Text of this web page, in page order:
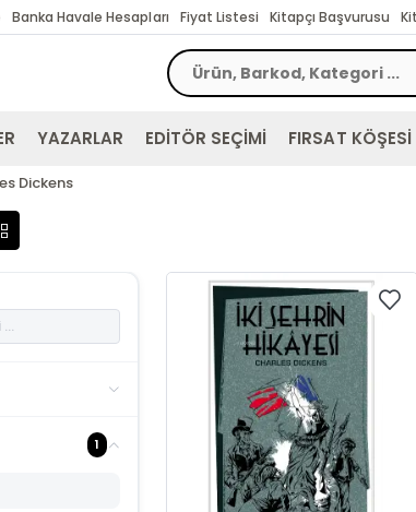
Banka Havale Hesapları Fiyat Listesi Kitapçı Başvurusu
YAZARLAR EDİTÖR SEÇİMİ FIRSAT KÖŞESİ
Dickens
1